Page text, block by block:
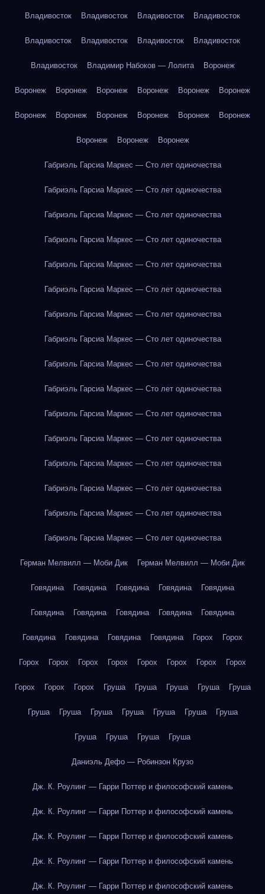
Владивосток Владивосток Владивосток Владивосток
Владивосток Владивосток Владивосток Владивосток
Владивосток Владимир Набоков — Лолита Воронеж
Воронеж Воронеж Воронеж Воронеж Воронеж Воронеж
Воронеж Воронеж Воронеж Воронеж Воронеж Воронеж
Воронеж Воронеж Воронеж
Габриэль Гарсиа Маркес — Сто лет одиночества
Габриэль Гарсиа Маркес — Сто лет одиночества
Габриэль Гарсиа Маркес — Сто лет одиночества
Габриэль Гарсиа Маркес — Сто лет одиночества
Габриэль Гарсиа Маркес — Сто лет одиночества
Габриэль Гарсиа Маркес — Сто лет одиночества
Габриэль Гарсиа Маркес — Сто лет одиночества
Габриэль Гарсиа Маркес — Сто лет одиночества
Габриэль Гарсиа Маркес — Сто лет одиночества
Габриэль Гарсиа Маркес — Сто лет одиночества
Габриэль Гарсиа Маркес — Сто лет одиночества
Габриэль Гарсиа Маркес — Сто лет одиночества
Габриэль Гарсиа Маркес — Сто лет одиночества
Габриэль Гарсиа Маркес — Сто лет одиночества
Габриэль Гарсиа Маркес — Сто лет одиночества
Габриэль Гарсиа Маркес — Сто лет одиночества
Герман Мелвилл — Моби Дик Герман Мелвилл — Моби Дик
Говядина Говядина Говядина Говядина Говядина
Говядина Говядина Говядина Говядина Говядина
Говядина Говядина Говядина Говядина Горох Горох
Горох Горох Горох Горох Горох Горох Горох Горох
Горох Горох Горох Груша Груша Груша Груша Груша
Груша Груша Груша Груша Груша Груша Груша
Груша Груша Груша Груша
Даниэль Дефо — Робинзон Крузо
Дж. К. Роулинг — Гарри Поттер и философский камень
Дж. К. Роулинг — Гарри Поттер и философский камень
Дж. К. Роулинг — Гарри Поттер и философский камень
Дж. К. Роулинг — Гарри Поттер и философский камень
Дж. К. Роулинг — Гарри Поттер и философский камень